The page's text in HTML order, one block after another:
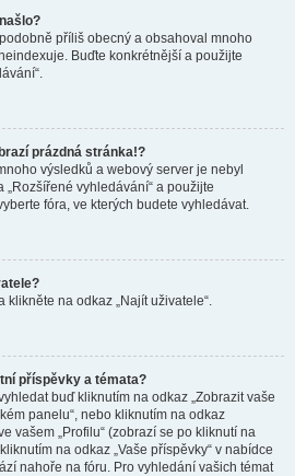
příliš obecný a obsahoval mnoho
Buďte konkrétnější a použijte
prázdná stránka!?
výsledků a webový server je nebyl
vyhledávání“ a použijte
fóra, ve kterých budete vyhledávat.
klikněte na odkaz „Najít uživatele“.
příspěvky a témata?
buď kliknutím na odkaz „Zobrazit vaše
panelu“, nebo kliknutím na odkaz
vašem „Profilu“ (zobrazí se po kliknutí na
na odkaz „Vaše příspěvky“ v nabídce
nahoře na fóru. Pro vyhledání vašich témat